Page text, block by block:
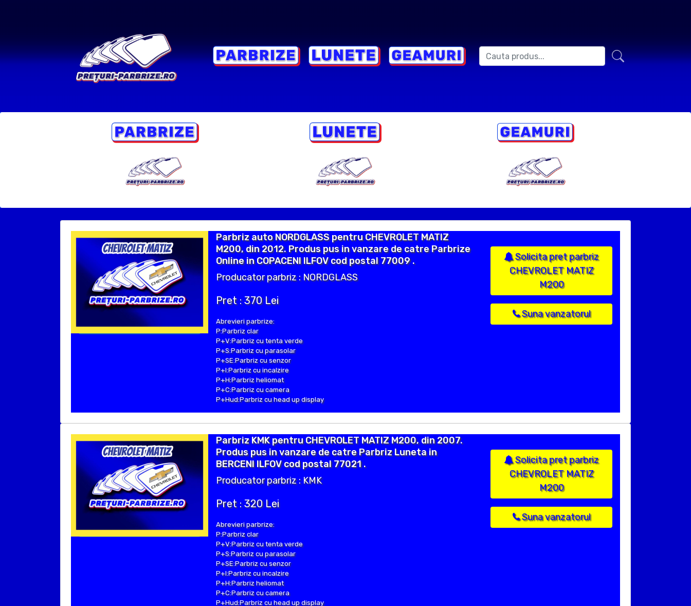
Parbriz auto NORDGLASS pentru CHEVROLET MATIZ
M200, din 2012. Produs pus in vanzare de catre Parbrize
Online in COPACENI ILFOV cod postal 77009 .
Producator parbriz : NORDGLASS
Pret : 370 Lei
Abrevieri parbrize:
P:Parbriz clar
P+V:Parbriz cu tenta verde
P+S:Parbriz cu parasolar
P+SE:Parbriz cu senzor
P+I:Parbriz cu incalzire
P+H:Parbriz heliomat
P+C:Parbriz cu camera
P+Hud:Parbriz cu head up display
Solicita pret parbriz
CHEVROLET MATIZ
M200
Suna vanzatorul
Parbriz KMK pentru CHEVROLET MATIZ M200, din 2007.
Produs pus in vanzare de catre Parbriz Luneta in
BERCENI ILFOV cod postal 77021 .
Producator parbriz : KMK
Pret : 320 Lei
Abrevieri parbrize:
P:Parbriz clar
P+V:Parbriz cu tenta verde
P+S:Parbriz cu parasolar
P+SE:Parbriz cu senzor
P+I:Parbriz cu incalzire
P+H:Parbriz heliomat
P+C:Parbriz cu camera
P+Hud:Parbriz cu head up display
Solicita pret parbriz
CHEVROLET MATIZ
M200
Suna vanzatorul